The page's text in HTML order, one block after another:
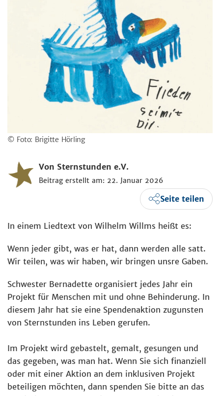
© Foto: Brigitte Hörling
Von Sternstunden e.V.
Beitrag erstellt am: 22. Januar 2026
Seite teilen
In einem Liedtext von Wilhelm Willms heißt es:
Wenn jeder gibt, was er hat, dann werden alle satt.
Wir teilen, was wir haben, wir bringen unsre Gaben.
Schwester Bernadette organisiert jedes Jahr ein
Projekt für Menschen mit und ohne Behinderung. In
diesem Jahr hat sie eine Spendenaktion zugunsten
von Sternstunden ins Leben gerufen.
Im Projekt wird gebastelt, gemalt, gesungen und
das gegeben, was man hat. Wenn Sie sich finanziell
oder mit einer Aktion an dem inklusiven Projekt
beteiligen möchten, dann spenden Sie bitte an das